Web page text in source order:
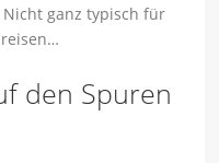
ganz typisch für
den Spuren